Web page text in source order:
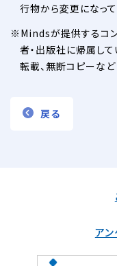
行物から変更になっ
Mindsが提供するコ
者・出版社に帰属し
転載、無断コピーなど
戻る
ア